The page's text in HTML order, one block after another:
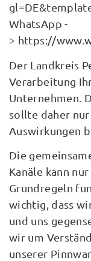
WhatsApp -
> https://
Der Landkreis
Verarbeitung
Unternehmen.
sollte daher
Auswirkungen
Die
Kanäle kann
Grundregeln
wichtig, dass
und uns
wir um
unserer